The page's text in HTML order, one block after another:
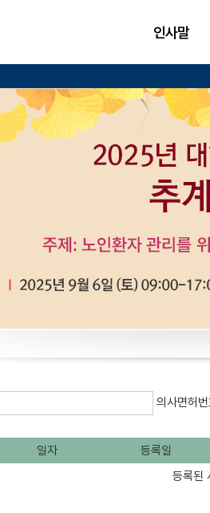
인사말
의사면허
일자
등록일
등록된